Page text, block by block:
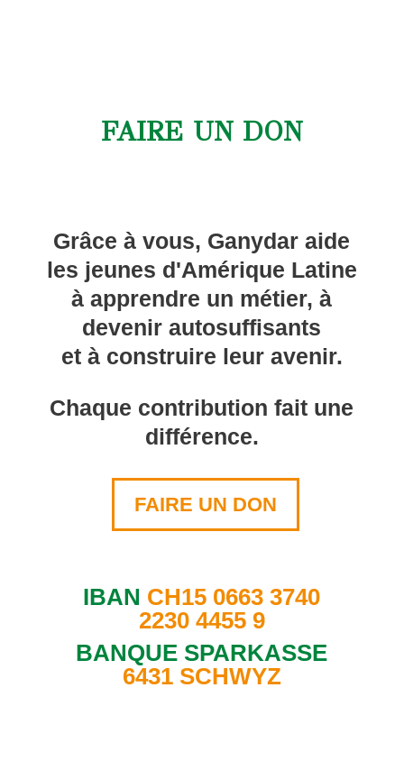
FAIRE UN DON
Grâce à vous, Ganydar aide
les jeunes d'Amérique Latine
à apprendre un métier, à
devenir autosuffisants
et à construire leur avenir.
Chaque contribution fait une
différence.
FAIRE UN DON
IBAN CH15 0663 3740
2230 4455 9
BANQUE SPARKASSE
6431 SCHWYZ